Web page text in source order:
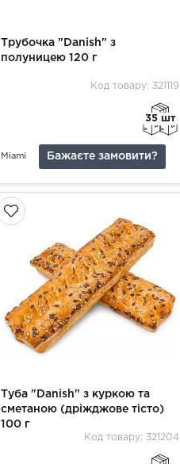
Трубочка "Danish" з
полуницею 120 г
Код товару: 321119
35 шт
Miami Бажаєте замовити?
Туба "Danish" з куркою та
сметаною (дріжджове тісто)
100 г
Код товару: 321204